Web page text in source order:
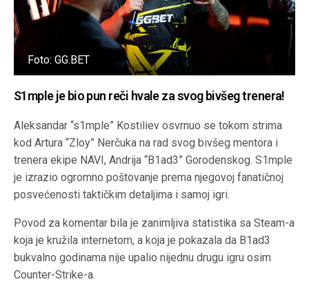
Foto: GG.BET
S1mple je bio pun reči hvale za svog bivšeg trenera!
Aleksandar “s1mple” Kostiliev osvrnuo se tokom strima
kod Artura “Zloy” Nerčuka na rad svog bivšeg mentora i
trenera ekipe NAVI, Andrija “B1ad3” Gorodenskog. S1mple
je izrazio ogromno poštovanje prema njegovoj fanatičnoj
posvećenosti taktičkim detaljima i samoj igri.
Povod za komentar bila je zanimljiva statistika sa Steam-a
koja je kružila internetom, a koja je pokazala da B1ad3
bukvalno godinama nije upalio nijednu drugu igru osim
Counter-Strike-a.